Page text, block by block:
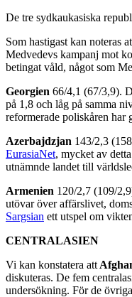
De tre sydkaukasiska
Som hastigast kan noteras
Medvedevs kampanj mot
betingat våld, något som
Georgien 66/4,1 (67/3,9).
på 1,8 och låg på samma
reformerade poliskåren har
Azerbajdzjan 143/2,3
EurasiaNet, mycket av
utnämnde landet till
Armenien 120/2,7 (109/
utövar över affärslivet,
Sargsian ett utspel om
CENTRALASIEN
Vi kan konstatera att
diskuteras. De fem
undersökning. För de